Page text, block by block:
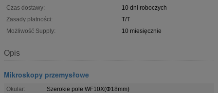
Czas dostawy:
10 dni roboczych
Zasady płatności:
T/T
Możliwość Supply:
10 miesięcznie
Opis
Mikroskopy przemysłowe
Okular:
Szerokie pole WF10X(Φ18mm)